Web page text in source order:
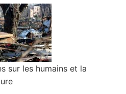
sur les humains et la